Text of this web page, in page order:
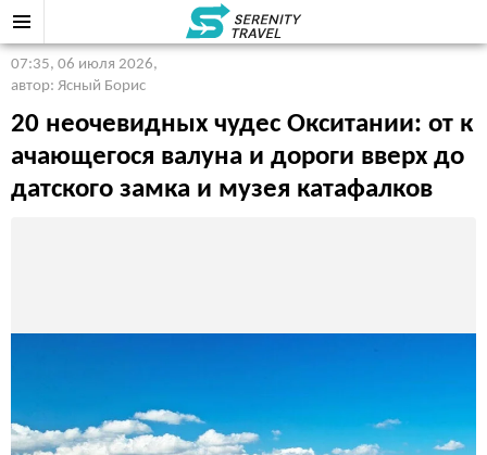
07:35, 06 июля 2026,
автор: Ясный Борис
20 неочевидных чудес Окситании: от к
ачающегося валуна и дороги вверх до
датского замка и музея катафалков